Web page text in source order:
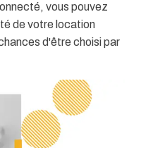
vous pouvez
de votre location
d'être choisi par